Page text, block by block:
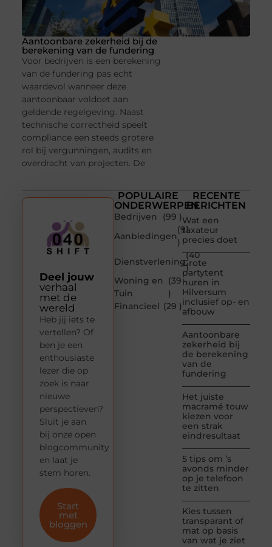
Aantoonbare zekerheid bij de
berekening van de fundering
Voor bedrijven is een berekening
van de fundering pas echt
waardevol wanneer deze
aantoonbaar voldoet aan
geldende regelgeving. Naast
technische correctheid speelt
compliance een steeds grotere
rol bij vergunningen, audits en
overdracht van projecten. De
POPULAIRE
ONDERWERPEN
Bedrijven
(99 )
Aanbiedingen
(91
)
Dienstverlening
(40
)
Woning en
Tuin
(39
)
Financieel (29 )
RECENTE
BERICHTEN
Wat een
taxateur
precies doet
Grote
partytent
huren in
Hilversum
inclusief op- en
afbouw
Aantoonbare
zekerheid bij
de berekening
van de
fundering
Het juiste
macramé touw
kiezen voor
een strak
eindresultaat
5 tips om ’s
avonds minder
op je telefoon
te zitten
Kies tussen
transparant of
mat op basis
van wat je ziet
Deel jouw
verhaal
met de
wereld
Heb jij iets te
vertellen? Of
ben je een
enthousiaste
lezer die op
zoek is naar
nieuwe
perspectieven?
Sluit je aan
bij onze open
blogcommunity
en laat je
stem horen.
Start
met
bloggen